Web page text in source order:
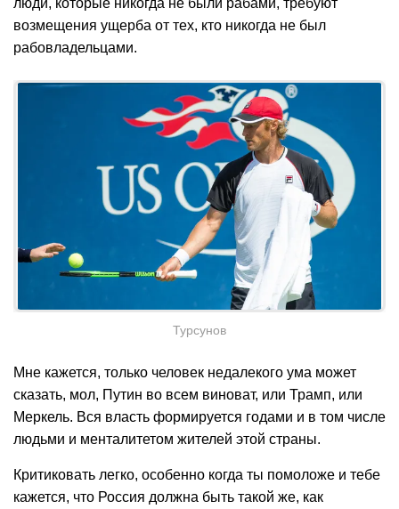
возмещения ущерба от тех, кто никогда не был
рабовладельцами.
Турсунов
Мне кажется, только человек недалекого ума может
сказать, мол, Путин во всем виноват, или Трамп, или
Меркель. Вся власть формируется годами и в том числе
людьми и менталитетом жителей этой страны.
Критиковать легко, особенно когда ты помоложе и тебе
кажется, что Россия должна быть такой же, как